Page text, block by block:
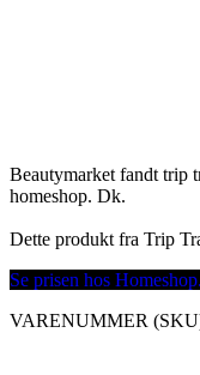
Beautymarket fandt trip
homeshop. Dk.
Dette produkt fra Trip
Se prisen hos
VARENUMMER